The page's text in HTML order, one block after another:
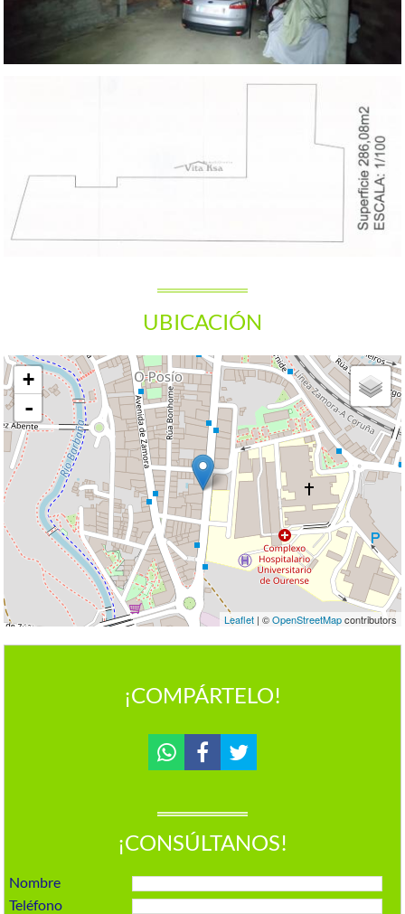
UBICACIÓN
+
-
Leaflet| ©OpenStreetMapcontributors
¡COMPÁRTELO!
¡CONSÚLTANOS!
Nombre
Teléfono